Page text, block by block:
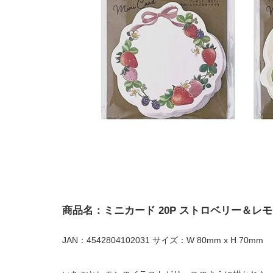
商品名：ミニカード 20P ストロベリー＆レ
JAN：4542804102031 サイズ：W 80mm x H 70mm